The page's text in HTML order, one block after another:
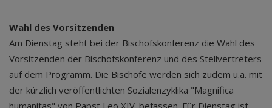
Wahl des Vorsitzenden
Am Dienstag steht bei der Bischofskonferenz die Wahl des
Vorsitzenden der Bischofskonferenz und des Stellvertreters
auf dem Programm. Die Bischöfe werden sich zudem u.a. mit
der kürzlich veröffentlichten Sozialenzyklika "Magnifica
humanitas" von Papst Leo XIV. befassen. Für Dienstag ist